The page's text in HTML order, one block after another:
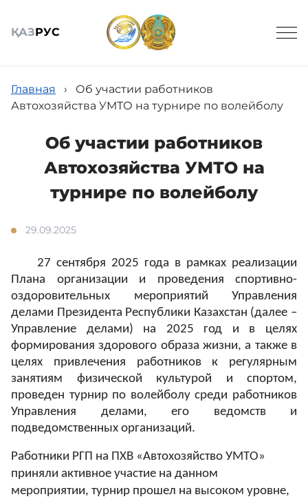
ҚАЗРУС
Общие сведения
Новости
Кадровое обеспечение
Закупки
Обратная связь
Версия для слабовидящих
Главная ›
Об участии работников
Автохозяйства УМТО на турнире по волейболу
Об участии работников
Автохозяйства УМТО на
турнире по волейболу
29.09.2025
27 сентября 2025 года в рамках реализации
Плана организации и проведения спортивно-
оздоровительных мероприятий Управления
делами Президента Республики Казахстан (далее –
Управление делами) на 2025 год и в целях
формирования здорового образа жизни, а также в
целях привлечения работников к регулярным
занятиям физической культурой и спортом,
проведен турнир по волейболу среди работников
Управления делами, его ведомств и
подведомственных организаций.
Работники РГП на ПХВ «Автохозяйство УМТО»
приняли активное участие на данном
мероприятии, турнир прошел на высоком уровне,